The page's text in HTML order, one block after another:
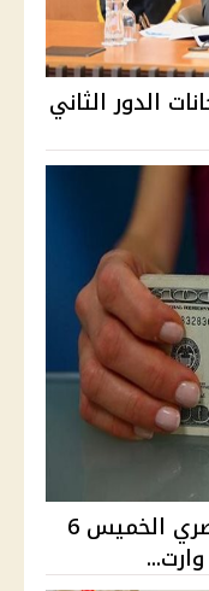
الدور الثاني
سعر الدولار مقابل الجنيه المصري الخميس 6